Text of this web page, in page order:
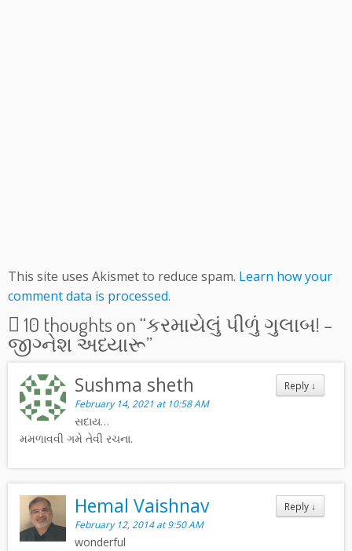
This site uses Akismet to reduce spam. Learn how your
comment data is processed.
10 thoughts on “કરમાયેલું પીળું ગુલાબ! –
જીગ્નેશ અધ્યારૂ”
Reply ↓
Sushma sheth
February 14, 2021 at 10:58 AM
સદાય…
મમળાવવી ગમે તેવી રચના.
Reply ↓
Hemal Vaishnav
February 12, 2014 at 9:50 AM
wonderful